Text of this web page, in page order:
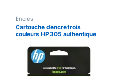
Encres
Cartouche d’encre trois
couleurs HP 305 authentique